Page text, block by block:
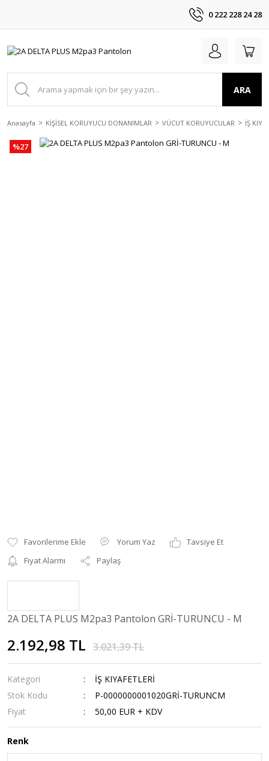
0 222 228 24 28
ARA
Anasayfa KİŞİSEL KORUYUCU DONANIMLAR VÜCUT KORUYUCULAR İŞ
%27
Yorum Yaz
Tavsiye Et
Fiyat Alarmı
Paylaş
2A DELTA PLUS M2pa3 Pantolon GRİ-TURUNCU - M
2.192,98 TL 3.021,39 TL
Kategori
İŞ KIYAFETLERİ
Stok Kodu
P-0000000001020GRİ-TURUNCM
Fiyat
50,00 EUR + KDV
Renk